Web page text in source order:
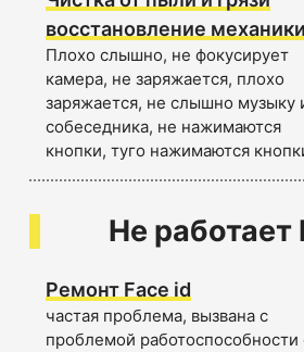
восстановление механики
Плохо слышно, не фокусирует
камера, не заряжается, плохо
заряжается, не слышно музыку
собеседника, не нажимаются
кнопки, туго нажимаются
Не работает
Ремонт Face id
частая проблема, вызвана с
проблемой работоспособности